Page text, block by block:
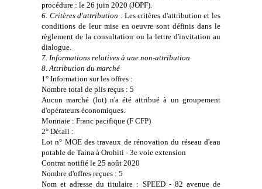
procédure : le 26 juin 2020 (JOPF).
6. Critères d'attribution :Les critères d'attribution et les
conditions de leur mise en oeuvre sont définis dans le
règlement de la consultation ou la lettre d'invitation au
dialogue.
7. Informations relatives à une non-attribution
8. Attribution du marché
1° Information sur les offres :
Nombre total de plis reçus : 5
Aucun marché (lot) n'a été attribué à un groupement
d'opérateurs économiques.
Monnaie : Franc pacifique (F CFP)
2° Détail :
Lot n° MOE des travaux de rénovation du réseau d'eau
potable de Taina à Orohiti - 3e voie extension
Contrat notifié le 25 août 2020
Nombre d'offres reçues : 5
Nom et adresse du titulaire : SPEED - 82 avenue de